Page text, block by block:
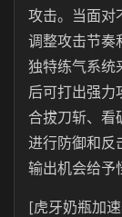
攻击。当面对
调整攻击节奏
独特练气系统
后可打出强力
合拔刀斩、看
进行防御和反
输出机会给予
[虎牙奶瓶加